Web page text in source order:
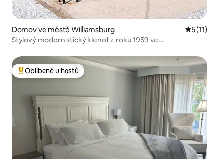
Domov ve městě Williamsburg
5 (11)
Stylový modernistický klenot z roku 1959 ve
Nejlepší v kategorii Oblíbené u hostů
Oblíbené u hostů